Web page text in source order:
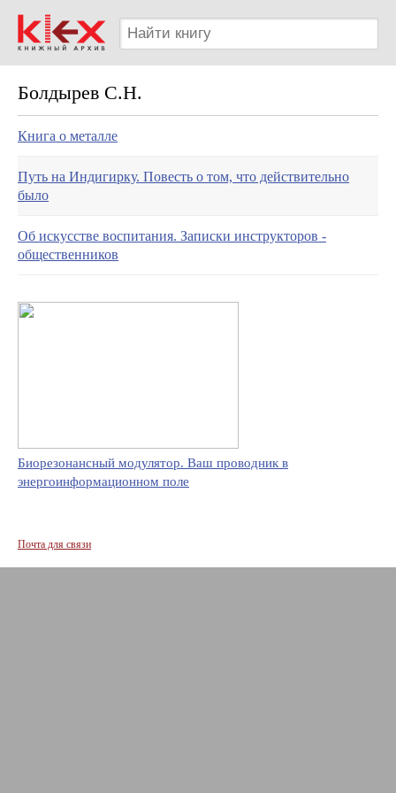
Болдырев С.Н.
Книга о металле
Путь на Индигирку. Повесть о том, что действительно
было
Об искусстве воспитания. Записки инструкторов -
общественников
Биорезонансный модулятор. Ваш проводник в
энергоинформационном поле
Почта для связи